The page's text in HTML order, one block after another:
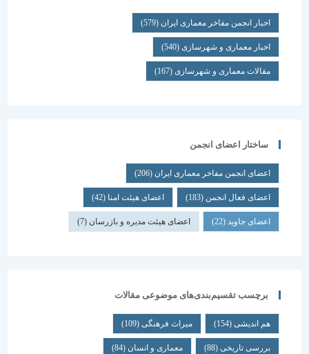
اخبار انجمن مفاخر معماری ایران (579)
اخبار معماری و شهرسازی(540)
مقالات معماری و شهرسازی(167)
ساختار اعضای انجمن
اعضای انجمن مفاخر معماری ایران (206)
اعضای فعال انجمن(183) اعضای هیئت امنا(42)
اعضای جاوید(22) اعضای هیئت مدیره و بازرسان(7)
برچسب تقسیم‌بندی‌های موضوعی مقالات
هم اندیشی (154) میراث فرهنگی (109)
بررسی تاریخی (88) معماری و انسان (84)